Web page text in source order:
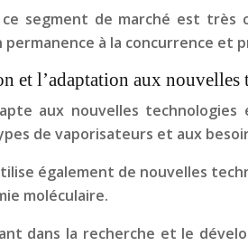
ce segment de marché est très
permanence à la concurrence
et l’adaptation aux nouvelles
aux nouvelles
de vaporisateurs et aux
également de nouvelles
moléculaire.
dans la recherche et le